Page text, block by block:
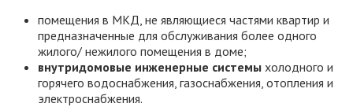
помещения в МКД, не являющиеся частями квартир и
предназначенные для обслуживания более одного
жилого/ нежилого помещения в доме;
внутридомовые инженерные системы холодного и
горячего водоснабжения, газоснабжения, отопления и
электроснабжения.